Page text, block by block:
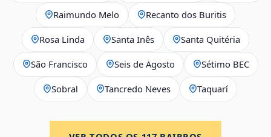
Raimundo Melo Recanto dos Buritis
Rosa Linda Santa Inês Santa Quitéria
São Francisco Seis de Agosto Sétimo BEC
Sobral Tancredo Neves Taquarí